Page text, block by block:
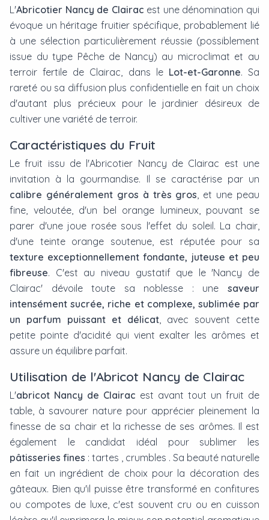
L'Abricotier Nancy de Clairac est une dénomination qui
évoque un héritage fruitier spécifique, probablement lié
à une sélection particulièrement réussie (possiblement
issue du type Pêche de Nancy) au microclimat et au
terroir fertile de Clairac, dans le Lot-et-Garonne. Sa
rareté ou sa diffusion plus confidentielle en fait un choix
d'autant plus précieux pour le jardinier désireux de
cultiver une variété de terroir.
Caractéristiques du Fruit
Le fruit issu de l'Abricotier Nancy de Clairac est une
invitation à la gourmandise. Il se caractérise par un
calibre généralement gros à très gros, et une peau
fine, veloutée, d'un bel orange lumineux, pouvant se
parer d'une joue rosée sous l'effet du soleil. La chair,
d'une teinte orange soutenue, est réputée pour sa
texture exceptionnellement fondante, juteuse et peu
fibreuse. C'est au niveau gustatif que le 'Nancy de
Clairac' dévoile toute sa noblesse : une saveur
intensément sucrée, riche et complexe, sublimée par
un parfum puissant et délicat, avec souvent cette
petite pointe d'acidité qui vient exalter les arômes et
assure un équilibre parfait.
Utilisation de l'Abricot Nancy de Clairac
L'abricot Nancy de Clairac est avant tout un fruit de
table, à savourer nature pour apprécier pleinement la
finesse de sa chair et la richesse de ses arômes. Il est
également le candidat idéal pour sublimer les
pâtisseries fines : tartes , crumbles . Sa beauté naturelle
en fait un ingrédient de choix pour la décoration des
gâteaux. Bien qu'il puisse être transformé en confitures
ou compotes de luxe, c'est souvent cru ou en cuisson